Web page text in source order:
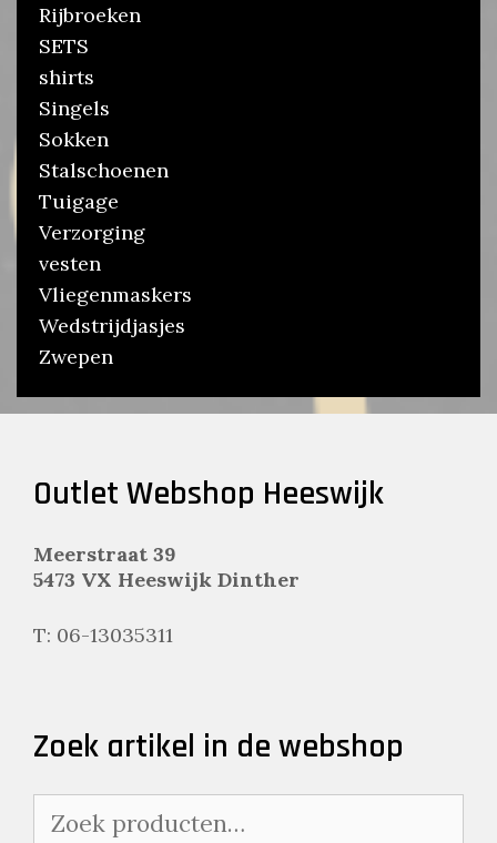
Rijbroeken
SETS
shirts
Singels
Sokken
Stalschoenen
Tuigage
Verzorging
vesten
Vliegenmaskers
Wedstrijdjasjes
Zwepen
Outlet Webshop Heeswijk
Meerstraat 39
5473 VX Heeswijk Dinther
T: 06-13035311
Zoek artikel in de webshop
naar: